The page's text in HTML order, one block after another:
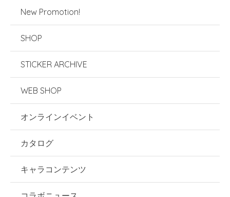
New Promotion!
SHOP
STICKER ARCHIVE
WEB SHOP
オンラインイベント
カタログ
キャラコンテンツ